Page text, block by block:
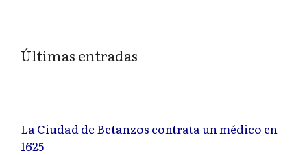
Últimas entradas
La Ciudad de Betanzos contrata un médico en
1625